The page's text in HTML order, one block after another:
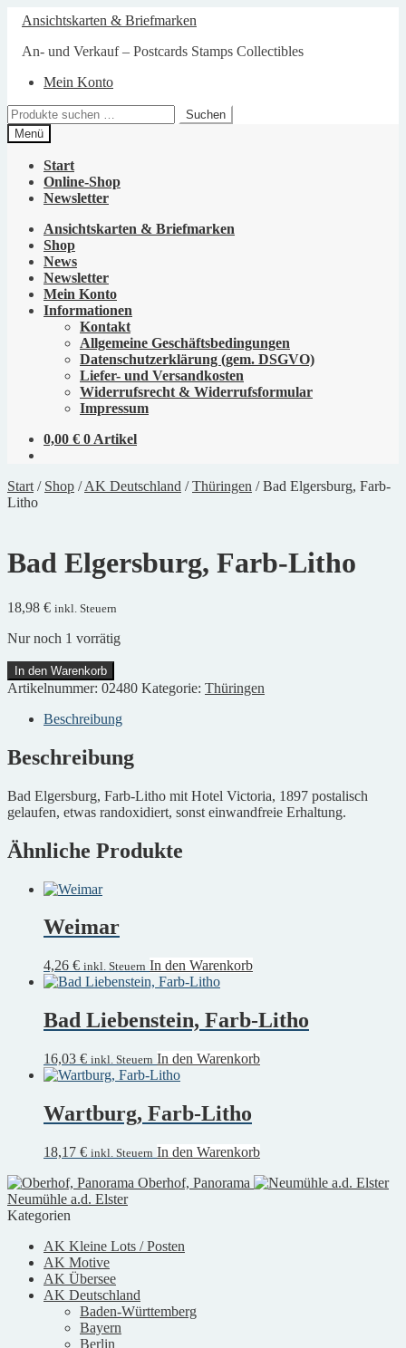
Zur
Navigation
springen
Zum
Inhalt
springen
Ansichtskarten & Briefmarken
An- und Verkauf – Postcards Stamps Collectibles
Mein Konto
Suchen
nach:
Suchen
Menü
Start
Online-Shop
Newsletter
Ansichtskarten & Briefmarken
Shop
News
Newsletter
Mein Konto
Informationen
Kontakt
Allgemeine Geschäftsbedingungen
Datenschutzerklärung (gem. DSGVO)
Liefer- und Versandkosten
Widerrufsrecht & Widerrufsformular
Impressum
0,00 € 0 Artikel
Start / Shop /AK Deutschland /Thüringen /Bad Elgersburg, Farb-
Litho
Bad Elgersburg, Farb-Litho
18,98 € inkl. Steuern
Nur noch 1 vorrätig
Bad
Elgersburg,
Litho
In den Warenkorb
Artikelnummer: 02480 Kategorie: Thüringen
Beschreibung
Beschreibung
Bad Elgersburg, Farb-Litho mit Hotel Victoria, 1897 postalisch
gelaufen, etwas randoxidiert, sonst einwandfreie Erhaltung.
Ähnliche Produkte
Weimar
4,26 € inkl. Steuern In den Warenkorb
Bad Liebenstein, Farb-Litho
16,03 € inkl. Steuern In den Warenkorb
Wartburg, Farb-Litho
18,17 € inkl. Steuern In den Warenkorb
Oberhof, Panorama
Neumühle a.d. Elster
Kategorien
AK Kleine Lots / Posten
AK Motive
AK Übersee
AK Deutschland
Baden-Württemberg
Bayern
Berlin